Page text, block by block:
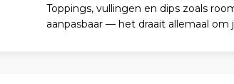
Toppings, vullingen en dips zoals
aanpasbaar — het draait allemaal om